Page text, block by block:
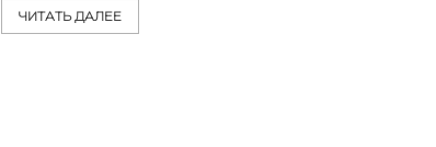
ЧИТАТЬ ДАЛЕЕ